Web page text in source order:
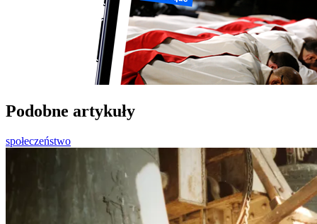
Podobne artykuły
społeczeństwo